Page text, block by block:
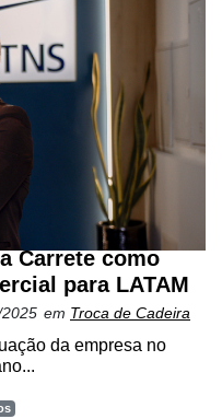
Carrete como
para LATAM
em Troca de Cadeira
da empresa no